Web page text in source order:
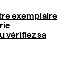
exemplaire
vérifiez sa